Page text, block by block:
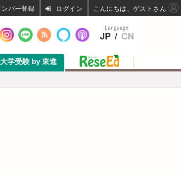
大学受験 by 東進
Language
JP / CN
ログイン こんにちは、ゲストさん